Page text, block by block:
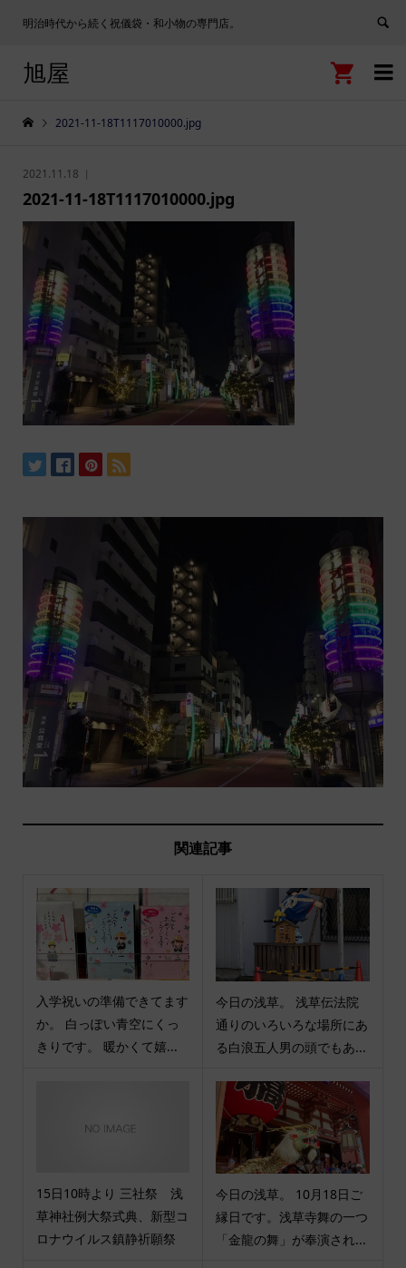
明治時代から続く祝儀袋・和小物の専門店。

旭屋 
2021-11-18T1117010000.jpg
2021.11.18
2021-11-18T1117010000.jpg
関連記事
入学祝いの準備できてます
か。 白っぽい青空にくっ
きりです。 暖かくて嬉...
今日の浅草。 浅草伝法院
通りのいろいろな場所にあ
る白浪五人男の頭でもあ...
15日10時より 三社祭 浅
草神社例大祭式典、新型コ
ロナウイルス鎮静祈願祭
今日の浅草。 10月18日ご
縁日です。浅草寺舞の一つ
「金龍の舞」が奉演され...